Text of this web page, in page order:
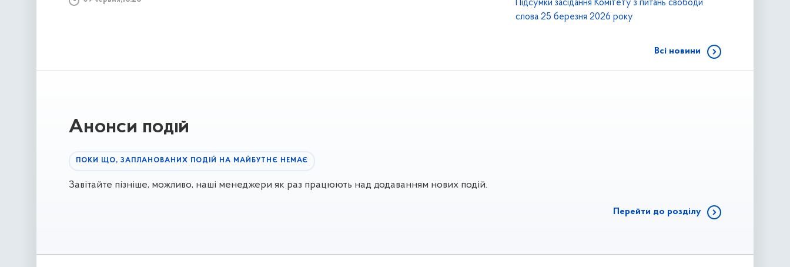
Підсумки засідання Комітету з питань свободи
слова 25 березня 2026 року
Всі новини
Анонси подій
ПОКИ ЩО, ЗАПЛАНОВАНИХ ПОДІЙ НА МАЙБУТНЄ НЕМАЄ
Завітайте пізніше, можливо, наші менеджери як раз працюють над додаванням нових подій.
Перейти до розділу